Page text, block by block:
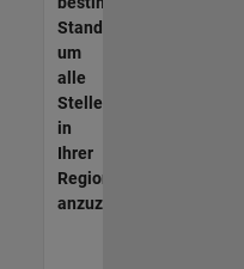
Standort,
um
alle
Stellenangebote
in
Ihrer
Region
anzuzeigen.